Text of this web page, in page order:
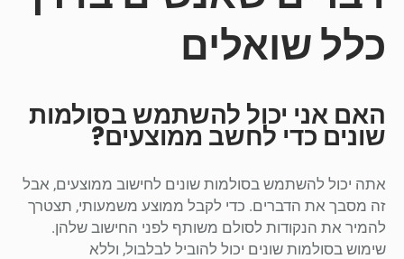
כלל שואלים
האם אני יכול להשתמש בסולמות
שונים כדי לחשב ממוצעים?
אתה יכול להשתמש בסולמות שונים לחישוב ממוצעים, אבל
זה מסבך את הדברים. כדי לקבל ממוצע משמעותי, תצטרך
להמיר את הנקודות לסולם משותף לפני החישוב שלהן.
שימוש בסולמות שונים יכול להוביל לבלבול, וללא